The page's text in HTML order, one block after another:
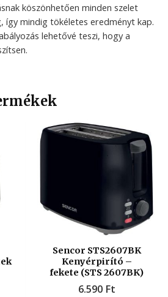
köszönhetően minden szelet
így mindig tökéletes eredményt kap.
lehetővé teszi, hogy a
Sencor STS2607BK
Kenyérpirító –
fekete (STS 2607BK)
6.590 Ft